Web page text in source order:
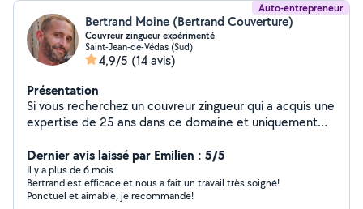
Auto-entrepreneur
Bertrand Moine (Bertrand Couverture)
Couvreur zingueur expérimenté
Saint-Jean-de-Védas (Sud)
4,9/5 (14 avis)
Présentation
Si vous recherchez un couvreur zingueur qui a acquis une
expertise de 25 ans dans ce domaine et uniquement
J'aime mon métier et je le fais avec soin et efficacité.
Activité : Entablement zinguerie, Nettoyage toitures,
démoussage, Pose gouttières, velux et cheminées,
Zinguerie et couverture générales N'hésitez pas à me
Dernier avis laissé par Emilien : 5/5
Il y a plus de 6 mois
Bertrand est efficace et nous a fait un travail très soigné!
Ponctuel et aimable, je recommande!